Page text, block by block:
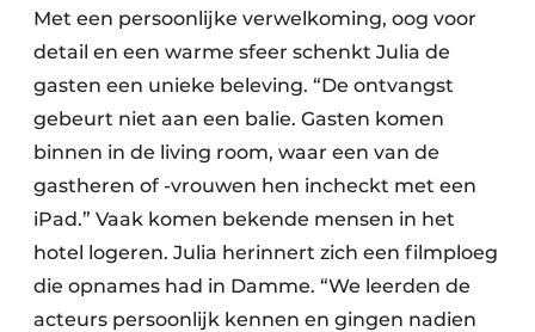
Met een persoonlijke verwelkoming, oog voor
detail en een warme sfeer schenkt Julia de
gasten een unieke beleving. “De ontvangst
gebeurt niet aan een balie. Gasten komen
binnen in de living room, waar een van de
gastheren of -vrouwen hen incheckt met een
iPad.” Vaak komen bekende mensen in het
hotel logeren. Julia herinnert zich een filmploeg
die opnames had in Damme. “We leerden de
acteurs persoonlijk kennen en gingen nadien